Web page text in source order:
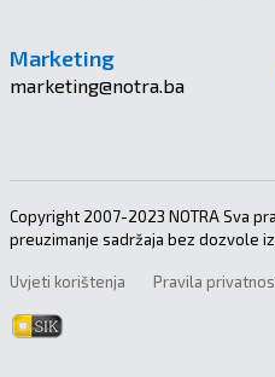
Marketing
marketing@notra.ba
Copyright 2007-2023 NOTRA Sva
preuzimanje sadržaja bez dozvole
Uvjeti korištenja Pravila